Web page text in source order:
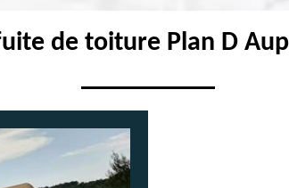
de toiture Plan D